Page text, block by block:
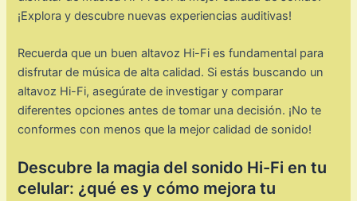
¡Explora y descubre nuevas experiencias auditivas!
Recuerda que un buen altavoz Hi-Fi es fundamental para
disfrutar de música de alta calidad. Si estás buscando un
altavoz Hi-Fi, asegúrate de investigar y comparar
diferentes opciones antes de tomar una decisión. ¡No te
conformes con menos que la mejor calidad de sonido!
Descubre la magia del sonido Hi-Fi en tu
celular: ¿qué es y cómo mejora tu